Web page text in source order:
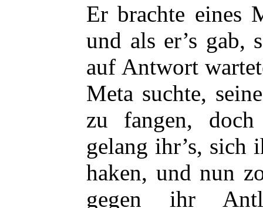
Er brachte eines
und als er’s
auf Antwort
Meta suchte,
zu fangen,
gelang ihr’s, sich
haken, und nun
gegen ihr